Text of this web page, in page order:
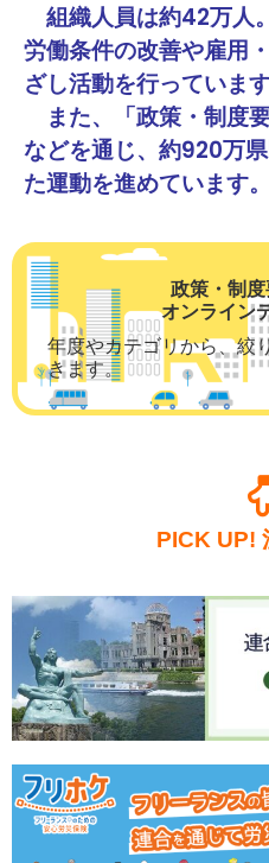
組織人員は約42万人
労働条件の改善や雇用
ざし活動を行っています
また、「政策・制度
などを通じ、約920万
た運動を進めています。
政策・制
オンライン
年度やカテゴリから、絞
きます。
PICK UP!